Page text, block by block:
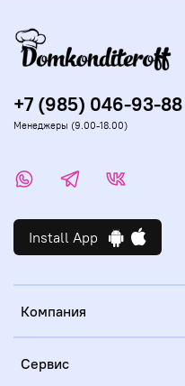
Компания
Сервис
Install App
+7 (985) 046-93-88
Менеджеры (9.00-18.00)